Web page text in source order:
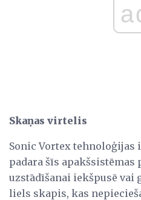
Skaņas virtelis
Sonic Vortex tehnoloģijas
padara šīs
uzstādīšanai iekšpusē vai
liels skapis, kas